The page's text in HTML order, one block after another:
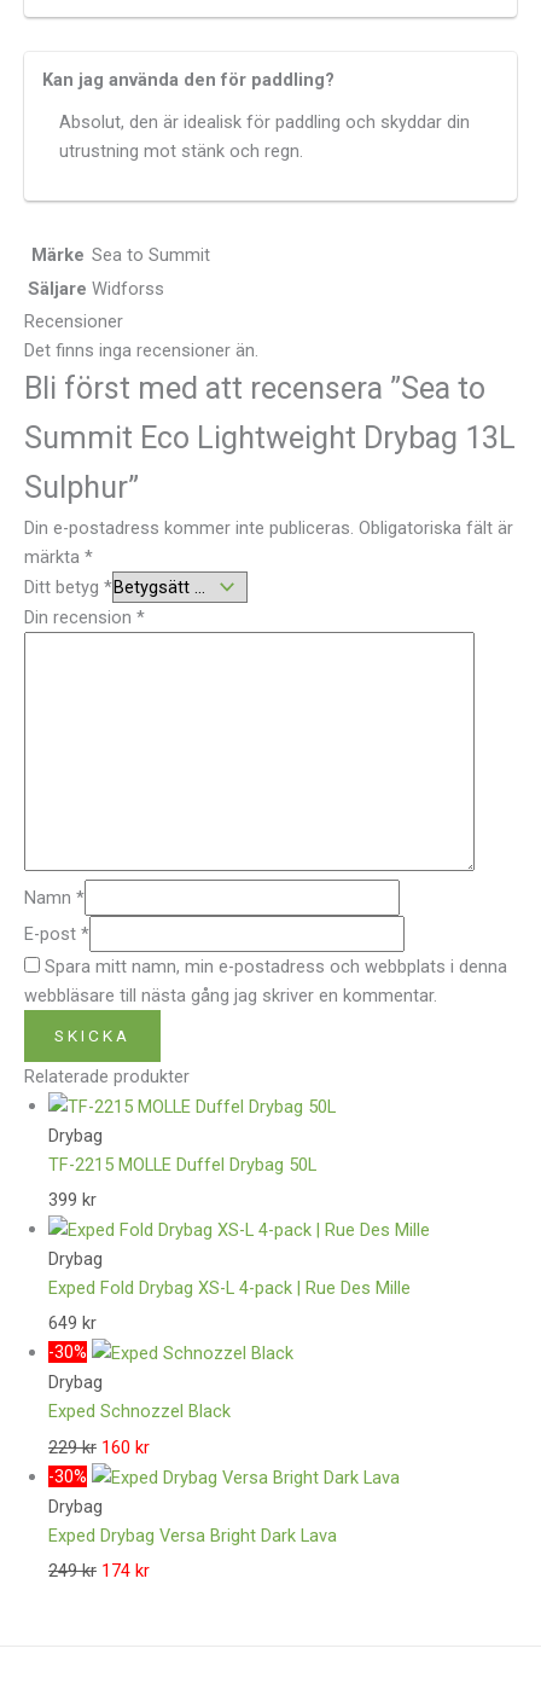
Kan jag använda den för paddling?
Absolut, den är idealisk för paddling och skyddar din
utrustning mot stänk och regn.
Märke Sea to Summit
Säljare Widforss
Recensioner
Det finns inga recensioner än.
Bli först med att recensera ”Sea to
Summit Eco Lightweight Drybag 13L
Sulphur”
Din e-postadress kommer inte publiceras. Obligatoriska fält är
märkta *
Ditt betyg *
Din recension *
Namn *
E-post *
Spara mitt namn, min e-postadress och webbplats i denna
webbläsare till nästa gång jag skriver en kommentar.
Relaterade produkter
Drybag
TF-2215 MOLLE Duffel Drybag 50L
399 kr
Drybag
Exped Fold Drybag XS-L 4-pack | Rue Des Mille
649 kr
-30%
Drybag
Exped Schnozzel Black
229kr 160 kr
-30%
Drybag
Exped Drybag Versa Bright Dark Lava
249kr 174 kr